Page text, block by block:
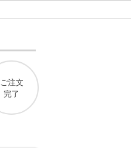
ご注文
完了